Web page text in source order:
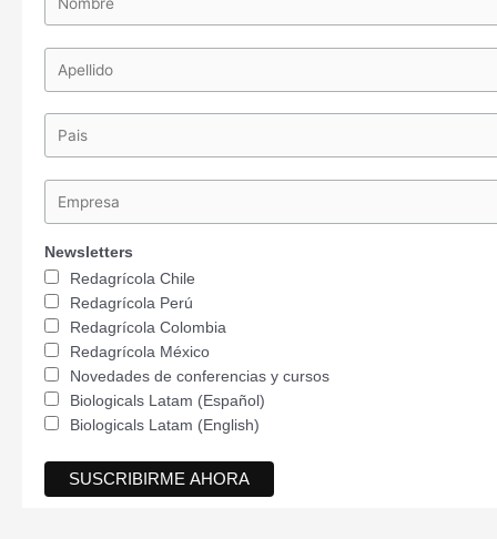
Newsletters
Redagrícola Chile
Redagrícola Perú
Redagrícola Colombia
Redagrícola México
Novedades de conferencias y cursos
Biologicals Latam (Español)
Biologicals Latam (English)